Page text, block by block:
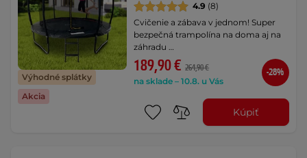
Výhodné splátky
Akcia
4.9 (8)
Cvičenie a zábava v jednom! Super
bezpečná trampolína na doma aj na
záhradu …
189,90 € 264,90 €
na sklade – 10.8. u Vás
-28%
Kúpiť